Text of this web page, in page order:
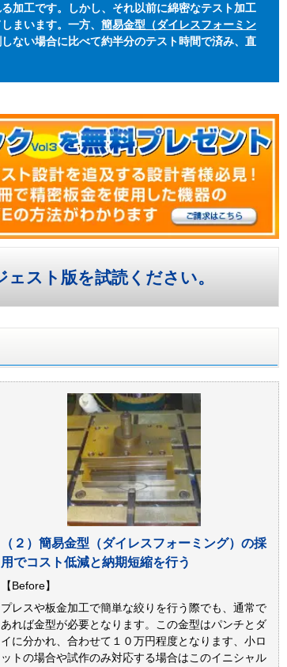
加工です。しかし、それ以前に綿密なテスト加工
まいます。一方、 簡易金型（ダイレスフォーミン
ない場合に比べて約半分のテスト時間で済み、直
スト版を試読ください。
（２）簡易金型（ダイレスフォーミング）の採
用でコスト低減と納期短縮を行う
【Before】
プレスや板金加工で簡単な絞りを行う際でも、通常で
あれば金型が必要となります。この金型はパンチとダ
イに分かれ、合わせて１０万円程度となります、小ロ
ットの場合や試作のみ対応する場合はこのイニシャル